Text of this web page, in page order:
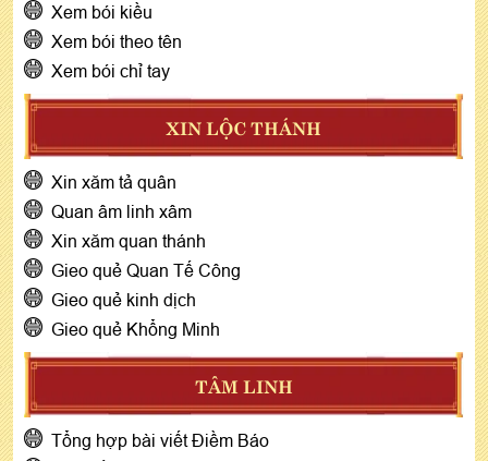
Xem bói kiều
Xem bói theo tên
Xem bói chỉ tay
XIN LỘC THÁNH
Xin xăm tả quân
Quan âm linh xâm
Xin xăm quan thánh
Gieo quẻ Quan Tế Công
Gieo quẻ kinh dịch
Gieo quẻ Khổng Minh
TÂM LINH
Tổng hợp bài viết Điềm Báo